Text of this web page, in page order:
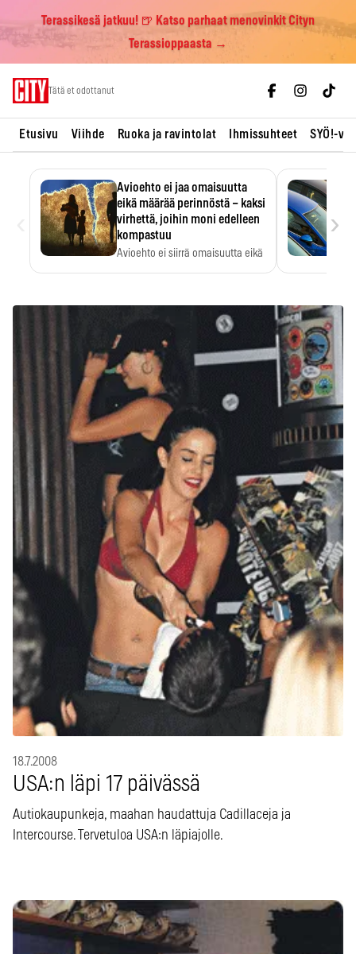
Terassikesä jatkuu! 🍺 Katso parhaat menovinkit Cityn
Terassioppaasta →
Tätä et odottanut
Etusivu Viihde Ruoka ja ravintolat Ihmissuhteet SYÖ!-
Avioehto ei jaa omaisuutta
eikä määrää perinnöstä – kaksi
virhettä, joihin moni edelleen
kompastuu
Avioehto ei siirrä omaisuutta eikä
›
18.7.2008
USA:n läpi 17 päivässä
Autiokaupunkeja, maahan haudattuja Cadillaceja ja
Intercourse. Tervetuloa USA:n läpiajolle.